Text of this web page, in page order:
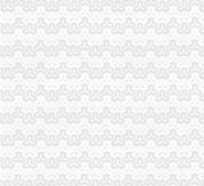
百业网_为企业,做推广
西永公司注销
5月30日上市公司晚间公告速
移动车管所周末进商圈_重庆
国资委启动四项改革试点
龙湖西永拿地354亩楼面价约
002889：东方嘉盛：北京市
新桥公司注销